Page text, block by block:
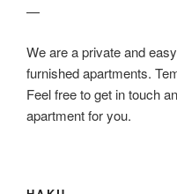
—
We are a private and
furnished apartments.
Feel free to get in touch
apartment for you.